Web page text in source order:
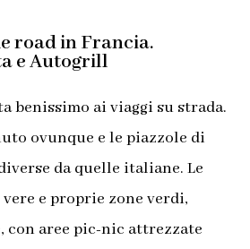
road in Francia.
e Autogrill
benissimo ai viaggi su strada.
ovunque e le piazzole di
da quelle italiane. Le
vere e proprie zone verdi,
con aree pic-nic attrezzate